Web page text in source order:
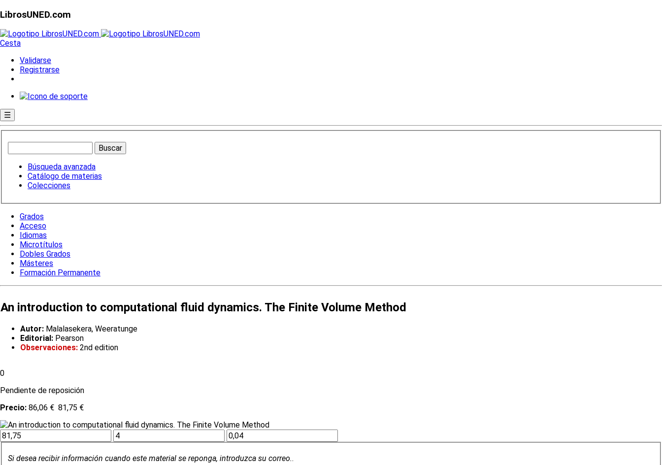
LibrosUNED.com
Cesta
Validarse
Registrarse
☰
Búsqueda avanzada
Catálogo de materias
Colecciones
Grados
Acceso
Idiomas
Microtítulos
Dobles Grados
Másteres
Formación Permanente
An introduction to computational fluid dynamics. The Finite Volume Method
Autor: Malalasekera, Weeratunge
Editorial: Pearson
Observaciones: 2nd edition
0
Pendiente de reposición
Precio: 86,06 € 81,75 €
Si desea recibir información cuando este material se reponga, introduzca su correo..